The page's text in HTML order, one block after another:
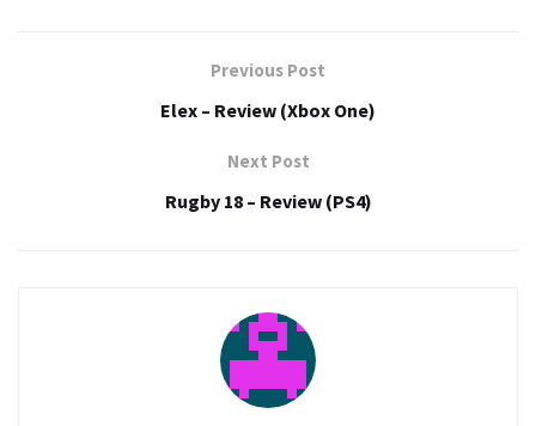
Previous Post
Elex – Review (Xbox One)
Next Post
Rugby 18 – Review (PS4)